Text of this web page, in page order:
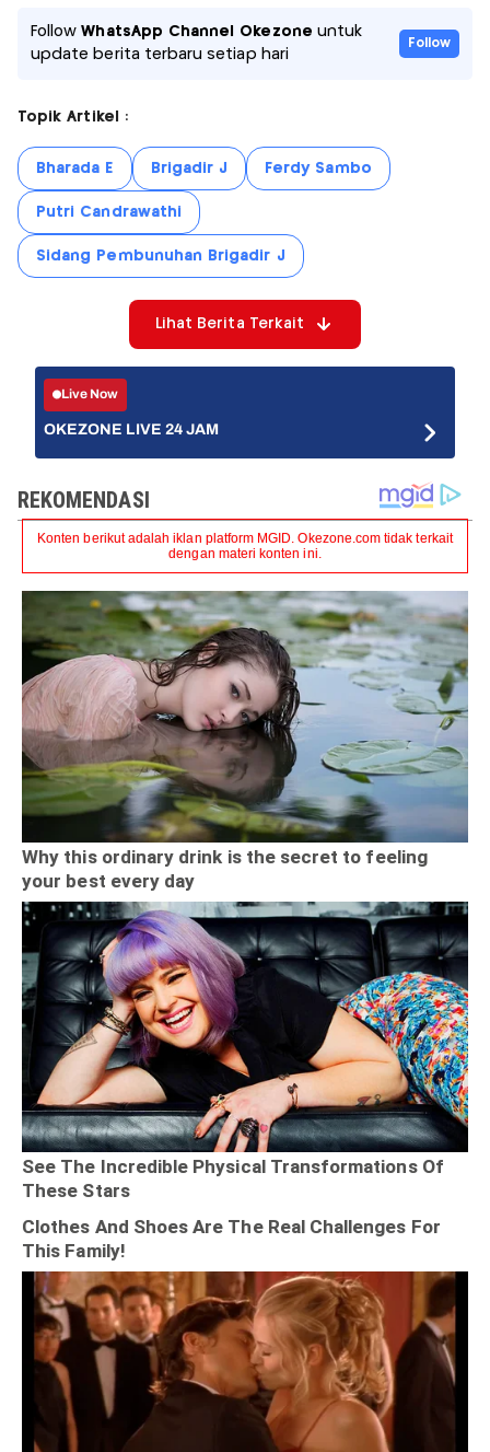
FollowWhatsApp Channel Okezone untuk
update berita terbaru setiap hari
Follow
Topik Artikel :
Bharada E Brigadir J Ferdy Sambo
Putri Candrawathi
Sidang Pembunuhan Brigadir J
Lihat Berita Terkait
Live Now
OKEZONE LIVE 24 JAM